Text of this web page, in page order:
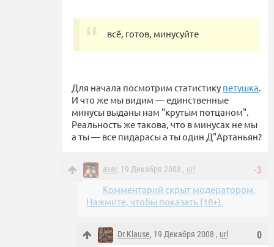
всё, готов, минусуйте
Для начала посмотрим статистику петушка.
И что же мы видим — единственные
минусы выданы нам "крутым потцаном".
Реальность же такова, что в минусах не мы
а ты — все пидарасы а ты один Д"Артаньян?
-3
avar, 19 Декабря 2008 , url
Комментарий скрыт модератором.
Нажмите, чтобы показать (18+).
0
Dr.Klause, 19 Декабря 2008 , url